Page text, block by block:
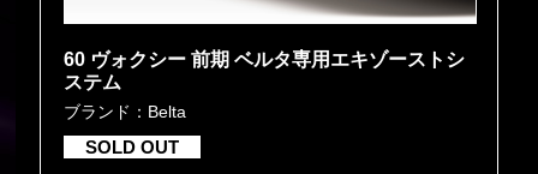
60 ヴォクシー 前期 ベルタ専用エキゾーストシ
ステム
ブランド：Belta
SOLD OUT